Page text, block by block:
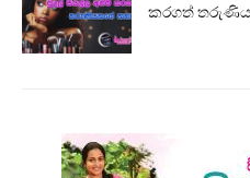
කරගත්